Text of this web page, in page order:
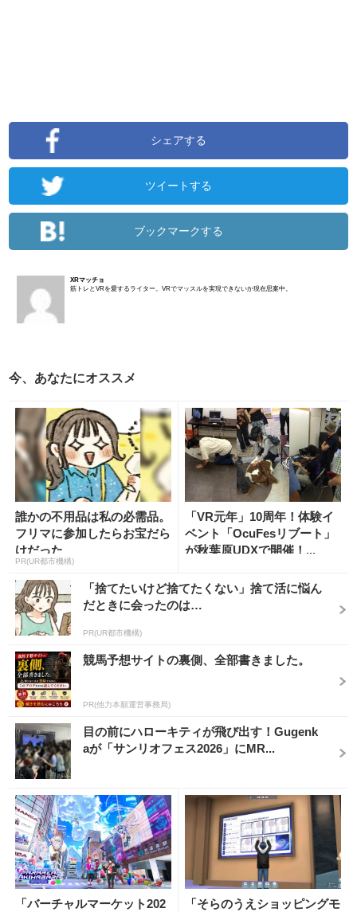
シェアする
ツイートする
ブックマークする
XRマッチョ
筋トレとVRを愛するライター。VRでマッスルを実現できないか現在思案中。
今、あなたにオススメ
誰かの不用品は私の必需品。
フリマに参加したらお宝だら
けだった
PR(UR都市機構)
「VR元年」10周年！体験イ
ベント「OcuFesリブート」
が秋葉原UDXで開催！...
「捨てたいけど捨てたくない」捨て活に悩ん
だときに会ったのは…
PR(UR都市機構)
競馬予想サイトの裏側、全部書きました。
PR(他力本願運営事務局)
目の前にハローキティが飛び出す！Gugenk
aが「サンリオフェス2026」にMR...
「バーチャルマーケット202
「そらのうえショッピングモ